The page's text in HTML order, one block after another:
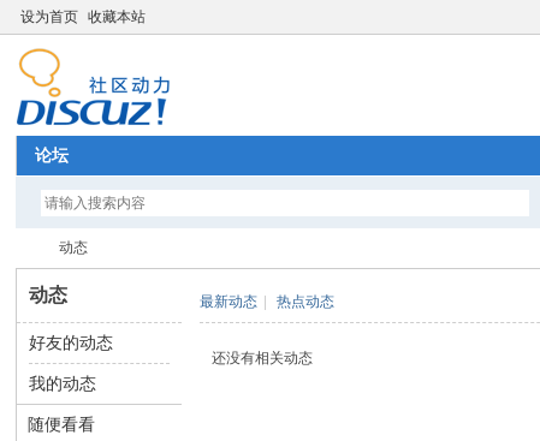
设为首页 收藏本站
论坛
全 ›
动态
动态
好友的动态
我的动态
随便看看
最新动态 热点动态
还没有相关动态